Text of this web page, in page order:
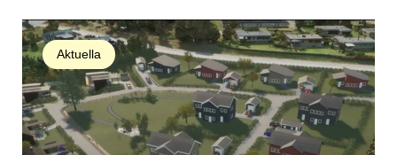
Aktuella